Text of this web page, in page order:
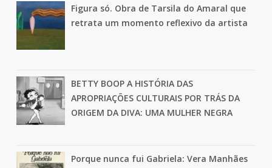
Figura só. Obra de Tarsila do Amaral que
retrata um momento reflexivo da artista
BETTY BOOP A HISTÓRIA DAS
APROPRIAÇÕES CULTURAIS POR TRÁS DA
ORIGEM DA DIVA: UMA MULHER NEGRA
Porque nunca fui Gabriela: Vera Manhães